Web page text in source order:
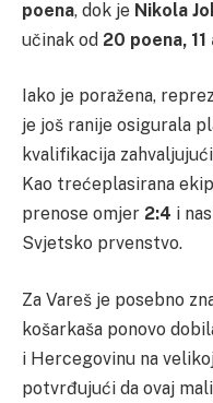
poena, dok je Nikola
učinak od 20 poena,
Iako je poražena,
je još ranije osigurala
kvalifikacija
Kao trećeplasirana
prenose omjer 2:4 i
Svjetsko prvenstvo.
Za Vareš je posebno
košarkaša ponovo
i Hercegovinu na
potvrđujući da ovaj